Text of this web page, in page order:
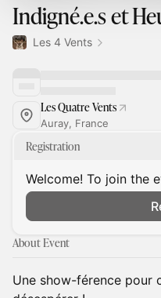
Indigné.e.s et
Les 4 Vents
Les Quatre Vents
Auray, France
Registration
Welcome! To join the
About Event
Une show-férence pour